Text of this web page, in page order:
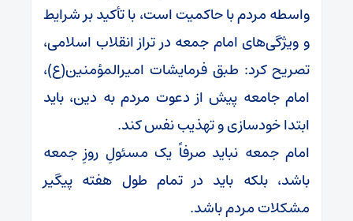
واسطه مردم با حاکمیت است، با تأکید بر شرایط
و ویژگی‌های امام جمعه در تراز انقلاب اسلامی،
تصریح کرد: طبق فرمایشات امیرالمؤمنین(ع)،
امام جامعه پیش از دعوت مردم به دین، باید
ابتدا خودسازی و تهذیب نفس کند.
امام جمعه نباید صرفاً یک مسئولِ روزِ جمعه
باشد، بلکه باید در تمام طول هفته پیگیر
مشکلات مردم باشد.